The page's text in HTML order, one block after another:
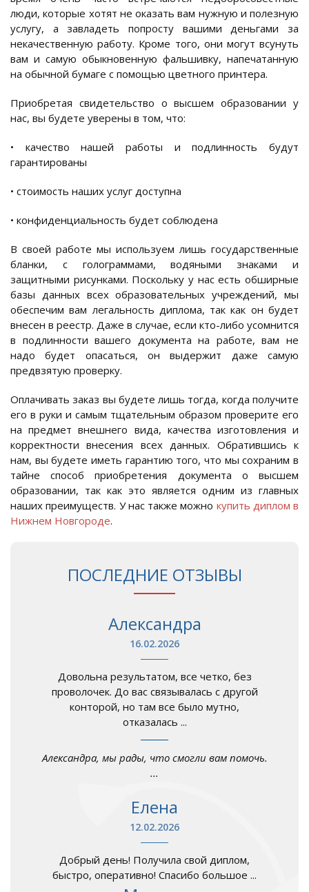
люди, которые хотят не оказать вам нужную и полезную
услугу, а завладеть попросту вашими деньгами за
некачественную работу. Кроме того, они могут всунуть
вам и самую обыкновенную фальшивку, напечатанную
на обычной бумаге с помощью цветного принтера.
Приобретая свидетельство о высшем образовании у
нас, вы будете уверены в том, что:
• качество нашей работы и подлинность будут
гарантированы
• стоимость наших услуг доступна
• конфиденциальность будет соблюдена
В своей работе мы используем лишь государственные
бланки, с голограммами, водяными знаками и
защитными рисунками. Поскольку у нас есть обширные
базы данных всех образовательных учреждений, мы
обеспечим вам легальность диплома, так как он будет
внесен в реестр. Даже в случае, если кто-либо усомнится
в подлинности вашего документа на работе, вам не
надо будет опасаться, он выдержит даже самую
предвзятую проверку.
Оплачивать заказ вы будете лишь тогда, когда получите
его в руки и самым тщательным образом проверите его
на предмет внешнего вида, качества изготовления и
корректности внесения всех данных. Обратившись к
нам, вы будете иметь гарантию того, что мы сохраним в
тайне способ приобретения документа о высшем
образовании, так как это является одним из главных
наших преимуществ. У нас также можно купить диплом в
Нижнем Новгороде.
ПОСЛЕДНИЕ ОТЗЫВЫ
Александра
16.02.2026
Довольна результатом, все четко, без
проволочек. До вас связывалась с другой
конторой, но там все было мутно,
отказалась ...
Александра, мы рады, что смогли вам помочь.
...
Елена
12.02.2026
Добрый день! Получила свой диплом,
быстро, оперативно! Спасибо большое ...